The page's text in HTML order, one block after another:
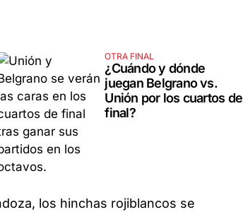
OTRA FINAL
¿Cuándo y dónde
juegan Belgrano vs.
Unión por los cuartos de
final?
los hinchas rojiblancos se